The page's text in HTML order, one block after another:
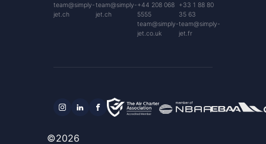
team@simply-
jet.ch
team@simply-
jet.ch
+44 208 068
5555
team@simply-
jet.co.uk
+33 1 88 80
35 63
team@simply-
jet.fr
©2026